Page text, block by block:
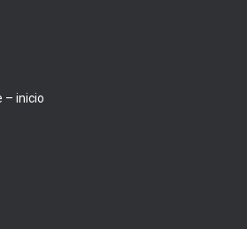
– inicio